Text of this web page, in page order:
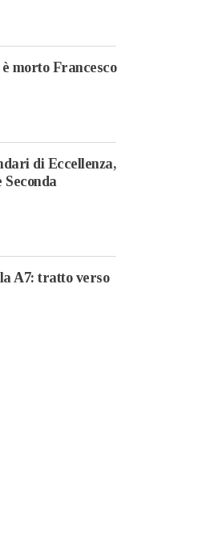
morto Francesco
di Eccellenza,
A7: tratto verso